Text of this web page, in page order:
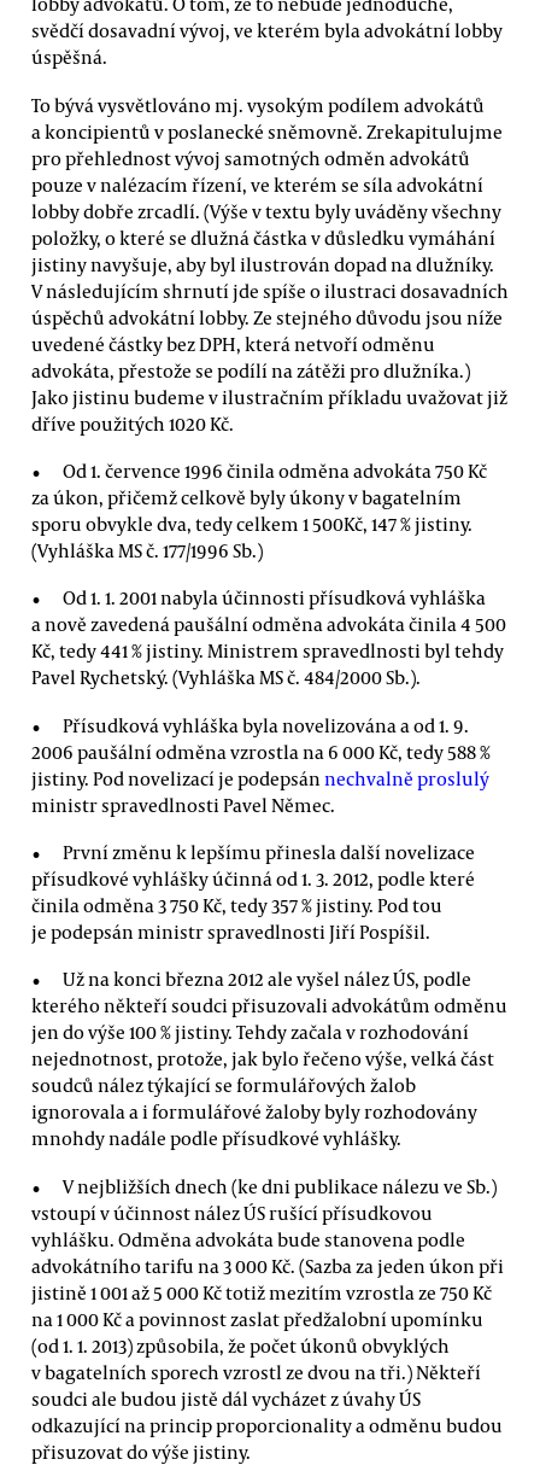
svědčí dosavadní vývoj, ve kterém byla advokátní lobby
úspěšná.
To bývá vysvětlováno mj. vysokým podílem advokátů
a koncipientů v poslanecké sněmovně. Zrekapitulujme
pro přehlednost vývoj samotných odměn advokátů
pouze v nalézacím řízení, ve kterém se síla advokátní
lobby dobře zrcadlí. (Výše v textu byly uváděny všechny
položky, o které se dlužná částka v důsledku vymáhání
jistiny navyšuje, aby byl ilustrován dopad na dlužníky.
V následujícím shrnutí jde spíše o ilustraci dosavadních
úspěchů advokátní lobby. Ze stejného důvodu jsou níže
uvedené částky bez DPH, která netvoří odměnu
advokáta, přestože se podílí na zátěži pro dlužníka.)
Jako jistinu budeme v ilustračním příkladu uvažovat již
dříve použitých 1020 Kč.
Od 1. července 1996 činila odměna advokáta 750 Kč
za úkon, přičemž celkově byly úkony v bagatelním
sporu obvykle dva, tedy celkem 1 500Kč, 147 % jistiny.
(Vyhláška MS č. 177/1996 Sb.)
Od 1. 1. 2001 nabyla účinnosti přísudková vyhláška
a nově zavedená paušální odměna advokáta činila 4 500
Kč, tedy 441 % jistiny. Ministrem spravedlnosti byl tehdy
Pavel Rychetský. (Vyhláška MS č. 484/2000 Sb.).
Přísudková vyhláška byla novelizována a od 1. 9.
2006 paušální odměna vzrostla na 6 000 Kč, tedy 588 %
jistiny. Pod novelizací je podepsán nechvalně proslulý
ministr spravedlnosti Pavel Němec.
První změnu k lepšímu přinesla další novelizace
přísudkové vyhlášky účinná od 1. 3. 2012, podle které
činila odměna 3 750 Kč, tedy 357 % jistiny. Pod tou
je podepsán ministr spravedlnosti Jiří Pospíšil.
Už na konci března 2012 ale vyšel nález ÚS, podle
kterého někteří soudci přisuzovali advokátům odměnu
jen do výše 100 % jistiny. Tehdy začala v rozhodování
nejednotnost, protože, jak bylo řečeno výše, velká část
soudců nález týkající se formulářových žalob
ignorovala a i formulářové žaloby byly rozhodovány
mnohdy nadále podle přísudkové vyhlášky.
V nejbližších dnech (ke dni publikace nálezu ve Sb.)
vstoupí v účinnost nález ÚS rušící přísudkovou
vyhlášku. Odměna advokáta bude stanovena podle
advokátního tarifu na 3 000 Kč. (Sazba za jeden úkon při
jistině 1 001 až 5 000 Kč totiž mezitím vzrostla ze 750 Kč
na 1 000 Kč a povinnost zaslat předžalobní upomínku
(od 1. 1. 2013) způsobila, že počet úkonů obvyklých
v bagatelních sporech vzrostl ze dvou na tři.) Někteří
soudci ale budou jistě dál vycházet z úvahy ÚS
odkazující na princip proporcionality a odměnu budou
přisuzovat do výše jistiny.